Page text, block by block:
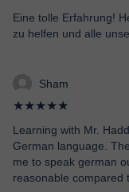
Eine tolle Erfahrung!
zu helfen und alle
Sham
★★★★★
Learning with Mr.
German language.
me to speak german
reasonable compared